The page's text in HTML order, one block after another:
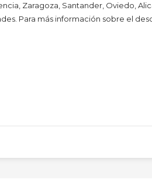
Zaragoza, Santander, Oviedo,
Para más información sobre el